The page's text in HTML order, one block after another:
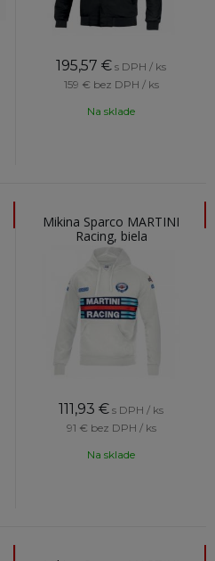
195,57 € s DPH / ks
159 € bez DPH / ks
Na sklade
Mikina Sparco MARTINI
Racing, biela
111,93 € s DPH / ks
91 € bez DPH / ks
Na sklade